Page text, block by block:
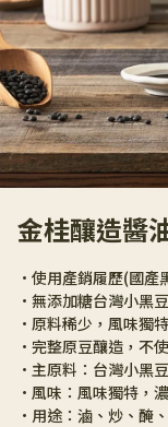
金桂釀造醬
•使用產銷履歷(國產
•無添加糖台灣小黑
•原料稀少，風味獨
•完整原豆釀造，不
•主原料：台灣小黑
•風味：風味獨特，
•用途：滷、炒、醃